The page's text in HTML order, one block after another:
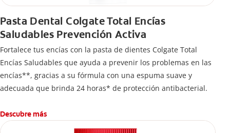
Pasta Dental Colgate Total Encías
Saludables Prevención Activa
Fortalece tus encías con la pasta de dientes Colgate Total
Encías Saludables que ayuda a prevenir los problemas en las
encías**, gracias a su fórmula con una espuma suave y
adecuada que brinda 24 horas* de protección antibacterial.
Descubre más